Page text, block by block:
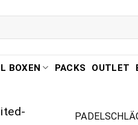
BOXEN PACKS OUTLET